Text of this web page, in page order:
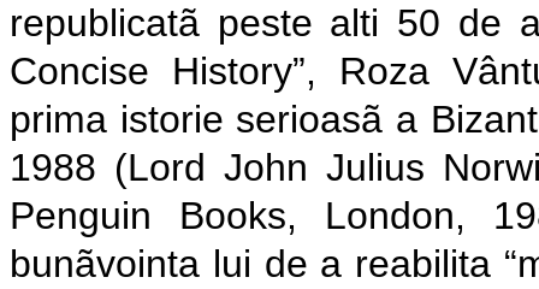
republicatã peste alti 50 de
Concise History”, Roza
prima istorie serioasã a
1988 (Lord John Julius
Penguin Books, London,
bunãvointa lui de a reabilita